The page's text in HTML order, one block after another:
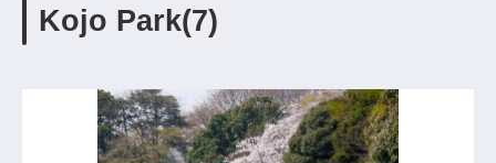
Kojo Park(7)